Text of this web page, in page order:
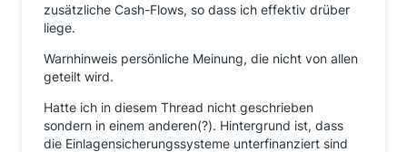
zusätzliche Cash-Flows, so dass ich effektiv drüber
liege.
Warnhinweis persönliche Meinung, die nicht von allen
geteilt wird.
Hatte ich in diesem Thread nicht geschrieben
sondern in einem anderen(?). Hintergrund ist, dass
die Einlagensicherungssysteme unterfinanziert sind